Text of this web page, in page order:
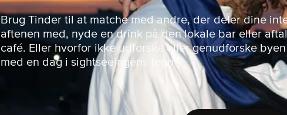
Brug Tinder til at matche med andre, der deler dine
aftenen med, nyde en drink på den lokale bar eller
café. Eller hvorfor ikke udforske eller genudforske
med en dag i sightseeingens tegn?